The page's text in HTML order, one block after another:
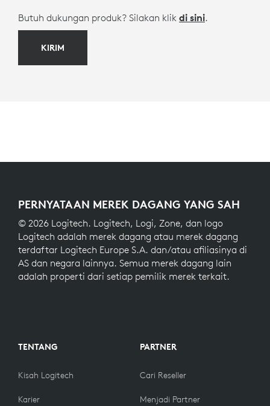
Butuh dukungan produk? Silakan klik di sini.
KIRIM
PERNYATAAN MEREK DAGANG YANG SAH
© 2026 Logitech. Logitech, Logi, Zone, dan logo
Logitech adalah merek dagang atau merek dagang
terdaftar Logitech Europe S.A. dan/atau afiliasinya di
AS dan negara lainnya. Semua merek dagang lain
adalah properti dari setiap pemilik merek terkait.
TENTANG
Kisah Logitech
Karier
PARTNER
Cari Reseller
Menjadi Partner